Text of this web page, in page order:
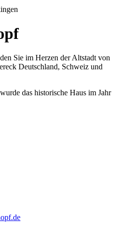
Sie im Herzen der Altstadt von
Deutschland, Schweiz und
das historische Haus im Jahr